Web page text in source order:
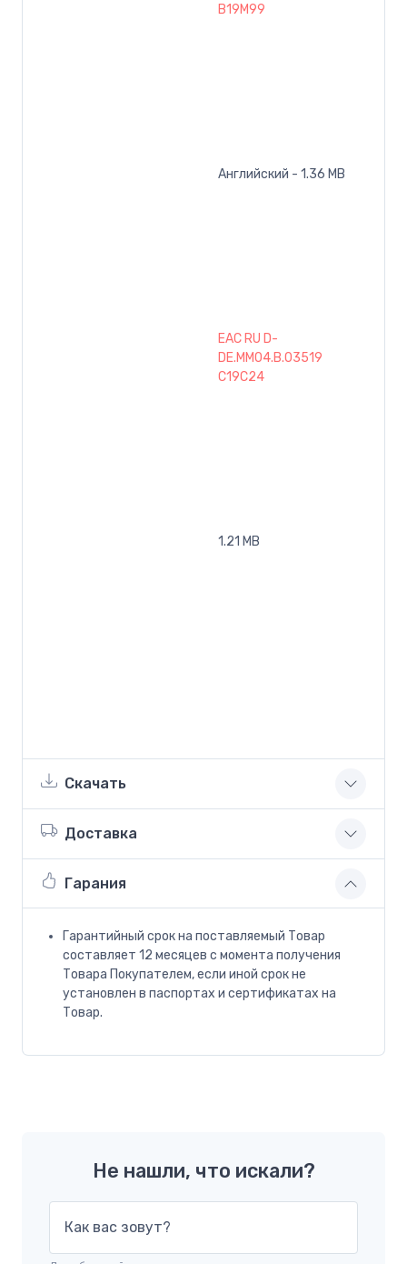
B19M99
Английский - 1.36 MB
EAC RU D-
DE.MM04.B.03519
C19C24
1.21 MB
Скачать
Доставка
Гарания
Гарантийный срок на поставляемый Товар
составляет 12 месяцев с момента получения
Товара Покупателем, если иной срок не
установлен в паспортах и сертификатах на
Товар.
Не нашли, что искали?
Как вас зовут?